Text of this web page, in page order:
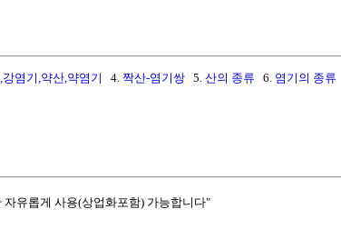
강염기,약산,약염기 4. 짝산-염기쌍 5. 산의 종류 6. 염기의 종류
유롭게 사용(상업화포함) 가능합니다"